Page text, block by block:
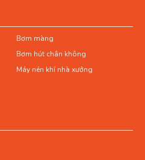
Bơm màng
Bơm hút chân không
Máy nén khí nhà xưởng